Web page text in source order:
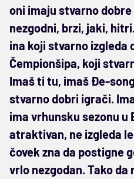
oni imaju stvarno
nezgodni, brzi, jaki,
ina koji stvarno izgleda
Čempionšipa, koji
Imaš ti tu, imaš Đe-
stvarno dobri igrači.
ima vrhunsku sezonu u
atraktivan, ne izgleda
čovek zna da postigne
vrlo nezgodan. Tako da